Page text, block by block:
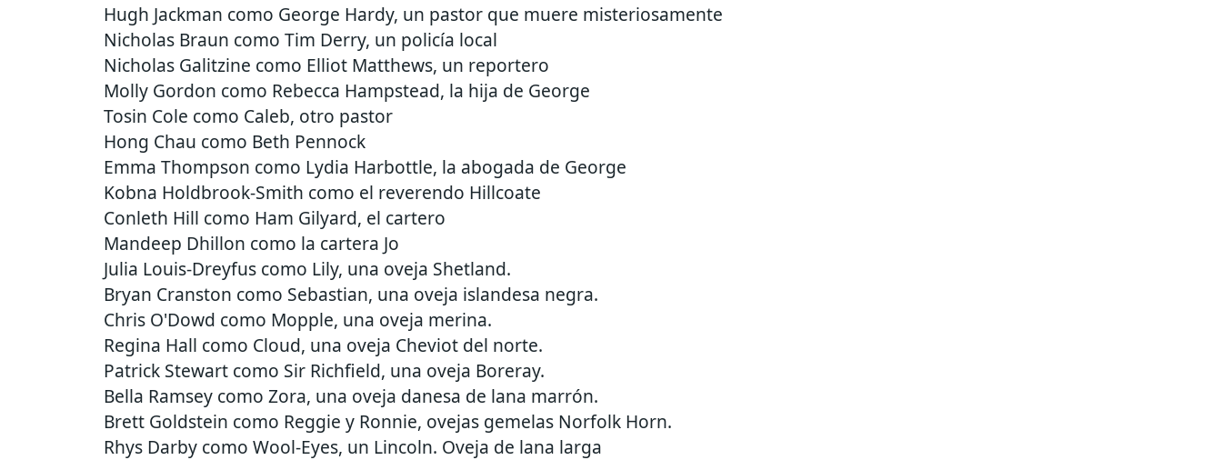
Hugh Jackman como George Hardy, un pastor que muere misteriosamente
Nicholas Braun como Tim Derry, un policía local
Nicholas Galitzine como Elliot Matthews, un reportero
Molly Gordon como Rebecca Hampstead, la hija de George
Tosin Cole como Caleb, otro pastor
Hong Chau como Beth Pennock
Emma Thompson como Lydia Harbottle, la abogada de George
Kobna Holdbrook-Smith como el reverendo Hillcoate
Conleth Hill como Ham Gilyard, el cartero
Mandeep Dhillon como la cartera Jo
Julia Louis-Dreyfus como Lily, una oveja Shetland.
Bryan Cranston como Sebastian, una oveja islandesa negra.
Chris O'Dowd como Mopple, una oveja merina.
Regina Hall como Cloud, una oveja Cheviot del norte.
Patrick Stewart como Sir Richfield, una oveja Boreray.
Bella Ramsey como Zora, una oveja danesa de lana marrón.
Brett Goldstein como Reggie y Ronnie, ovejas gemelas Norfolk Horn.
Rhys Darby como Wool-Eyes, un Lincoln. Oveja de lana larga